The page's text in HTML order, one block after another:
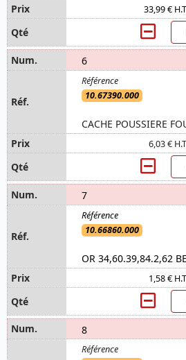
33,99 € H.T
6
10.67390.000
CACHE POUSSIERE
6,03 € H.T
7
10.66860.000
OR 34,60.39,84.2,62
1,58 € H.T
8